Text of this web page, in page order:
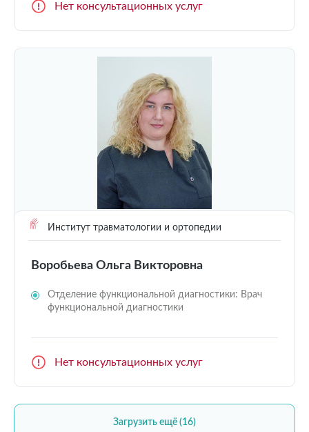
Нет консультационных услуг
Институт травматологии и ортопедии
Воробьева Ольга Викторовна
Отделение функциональной диагностики: Врач
функциональной диагностики
Нет консультационных услуг
Загрузить ещё (16)